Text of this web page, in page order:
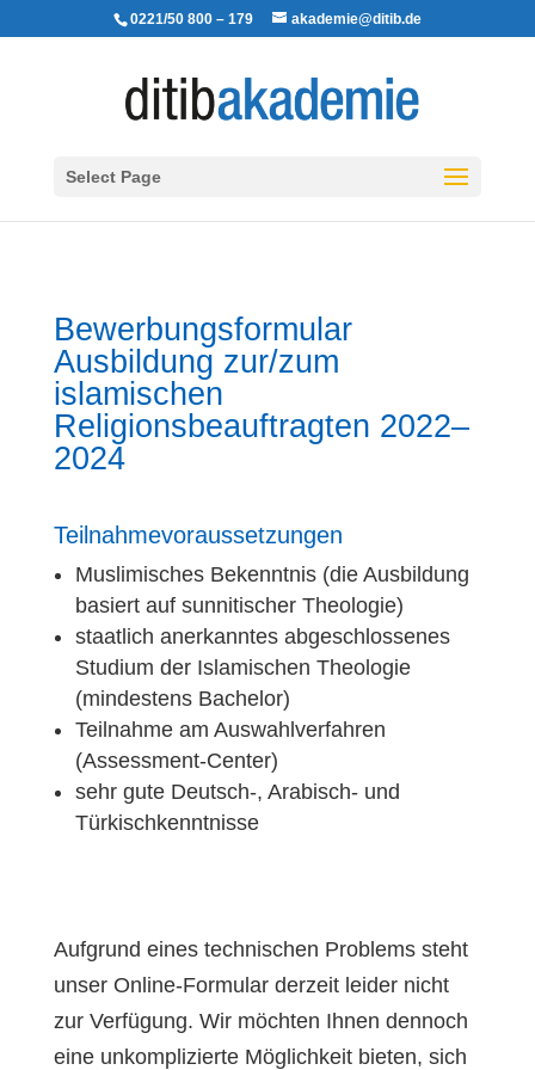
0221/50 800 – 179 akademie@ditib.de
Select Page
Bewerbungsformular
Ausbildung zur/zum
islamischen
Religionsbeauftragten 2022–
2024
Teilnahmevoraussetzungen
Muslimisches Bekenntnis (die Ausbildung
basiert auf sunnitischer Theologie)
staatlich anerkanntes abgeschlossenes
Studium der Islamischen Theologie
(mindestens Bachelor)
Teilnahme am Auswahlverfahren
(Assessment-Center)
sehr gute Deutsch-, Arabisch- und
Türkischkenntnisse
Aufgrund eines technischen Problems steht
unser Online-Formular derzeit leider nicht
zur Verfügung. Wir möchten Ihnen dennoch
eine unkomplizierte Möglichkeit bieten, sich